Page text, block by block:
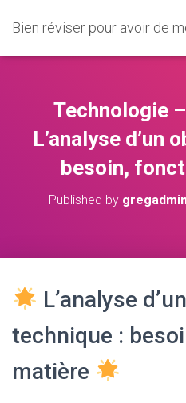
Bien réviser pour avoir de
Technologie
L’analyse d’un
besoin,
Published by
L’analyse
technique :
matière